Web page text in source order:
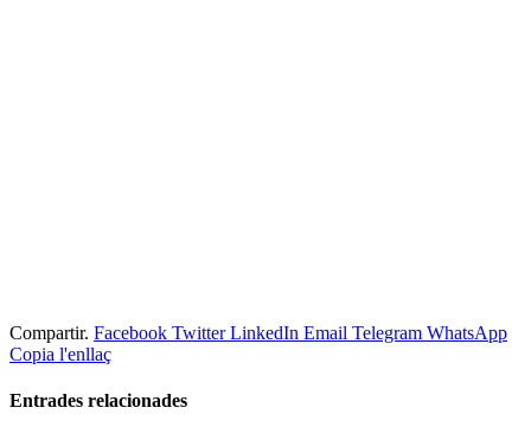
Compartir. Facebook Twitter LinkedIn Email Telegram WhatsApp
Copia l'enllaç
Entrades relacionades